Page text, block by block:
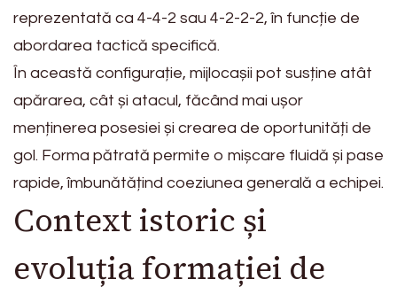
reprezentată ca 4-4-2 sau 4-2-2-2, în funcție de
abordarea tactică specifică.
În această configurație, mijlocașii pot susține atât
apărarea, cât și atacul, făcând mai ușor
menținerea posesiei și crearea de oportunități de
gol. Forma pătrată permite o mișcare fluidă și pase
rapide, îmbunătățind coeziunea generală a echipei.
Context istoric și
evoluția formației de